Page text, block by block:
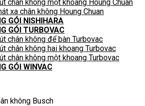
chân không một khoang Houng Chuan
xa chân không Houng Chuan
GÓI NISHIHARA
GÓI TURBOVAC
chân không để bàn Turbovac
chân không hai khoang Turbovac
chân không một khoang Turbovac
GÓI WINVAC
không Busch